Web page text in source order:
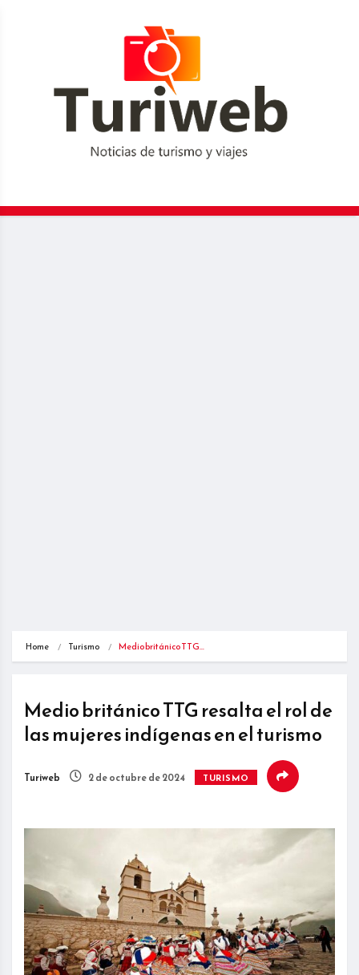
Home Turismo Medio británico TTG…
Medio británico TTG resalta el rol de
las mujeres indígenas en el turismo
Turiweb 2 de octubre de 2024 TURISMO